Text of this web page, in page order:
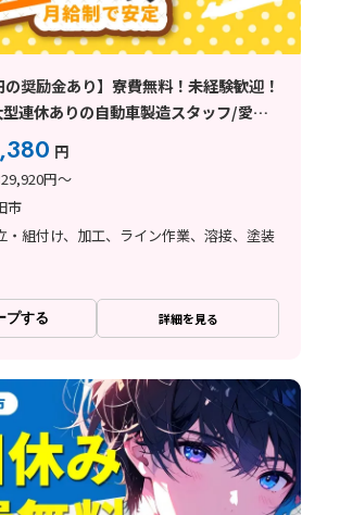
の奨励金あり】寮費無料！未経験歓迎！
連休ありの自動車製造スタッフ/愛知
円
円～
市
・組付け、加工、ライン作業、溶接、塗装
プする 詳細を見る